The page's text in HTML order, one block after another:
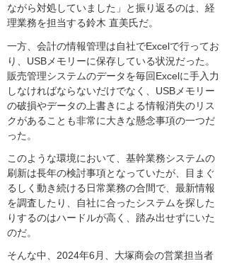
ながら対処していました」と振り返るのは、経
理業務を担当する鈴木 直美氏だ。
一方、会計の情報管理は自社でExcelで行ってお
り、USBメモリーに保存している状況だった。
販売管理システムのデータを毎回Excelに手入力
しなければならないだけでなく、USBメモリー
の破損やデータの上書きによる情報消失のリス
クがあることも非常に大きな懸念事項の一つだ
った。
このような環境において、基幹業務システムの
刷新は長年の検討事項となっていたが、目まぐ
るしく動き続ける日常業務の合間で、最新情報
を調査したり、自社に合ったシステムを探した
りするのはハードルが高く、踏み出せずにいた
のだ。
そんな中、2024年6月、大塚商会の営業担当者